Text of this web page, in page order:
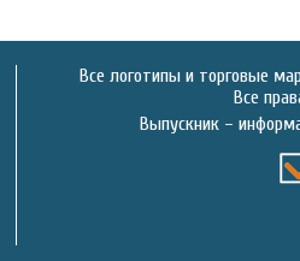
Все логотипы и торговые
Все
Выпускник –